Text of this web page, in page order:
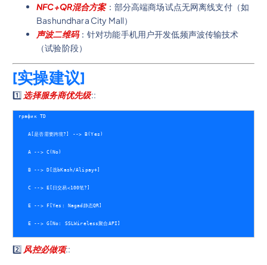
NFC+QR混合方案：部分高端商场试点无网离线支付（如
Bashundhara City Mall）
声波二维码：针对功能手机用户开发低频声波传输技术
（试验阶段）
[实操建议]
1️⃣ 选择服务商优先级::
график TD
    A[是否需要跨境?] --> B(Yes)
    A --> C(No)
    B --> D[选bKash/Alipay+]
    C --> E[日交易<100笔?]
    E --> F[Yes: Nagad静态QR]
    E --> G[No: SSLWireless聚合API]
2️⃣ 风控必做项::